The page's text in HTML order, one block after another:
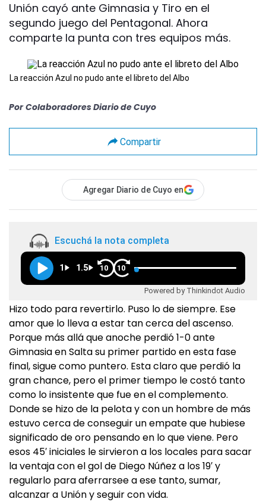
Unión cayó ante Gimnasia y Tiro en el
segundo juego del Pentagonal. Ahora
comparte la punta con tres equipos más.
La reacción Azul no pudo ante el libreto del Albo
Por Colaboradores Diario de Cuyo
Compartir
Agregar Diario de Cuyo en
Escuchá la nota completa
1 1.5 10 10
Powered by Thinkindot Audio
Hizo todo para revertirlo. Puso lo de siempre. Ese
amor que lo lleva a estar tan cerca del ascenso.
Porque más allá que anoche perdió 1-0 ante
Gimnasia en Salta su primer partido en esta fase
final, sigue como puntero. Esta claro que perdió la
gran chance, pero el primer tiempo le costó tanto
como lo insistente que fue en el complemento.
Donde se hizo de la pelota y con un hombre de más
estuvo cerca de conseguir un empate que hubiese
significado de oro pensando en lo que viene. Pero
esos 45′ iniciales le sirvieron a los locales para sacar
la ventaja con el gol de Diego Núñez a los 19′ y
regularlo para aferrarsee a ese tanto, sumar,
alcanzar a Unión y seguir con vida.